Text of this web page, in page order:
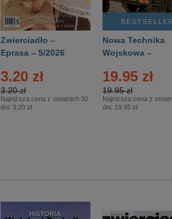
Zwierciadło –
Eprasa – 5/2026
3.20 zł
3.20 zł
Najniższa cena z ostatnich 30
dni: 3.20 zł
BESTSELLER
Nowa Technika
Wojskowa –
19.95 zł
19.95 zł
Najniższa cena z
dni: 19.95 zł